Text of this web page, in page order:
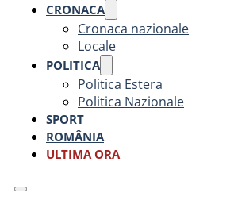
CRONACA
Cronaca nazionale
Locale
POLITICA
Politica Estera
Politica Nazionale
SPORT
ROMÂNIA
ULTIMA ORA